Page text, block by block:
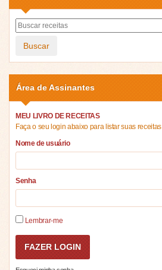
Buscar
Área de Assinantes
MEU LIVRO DE RECEITAS
Faça o seu login abaixo para listar suas receitas
Nome de usuário
Senha
Lembrar-me